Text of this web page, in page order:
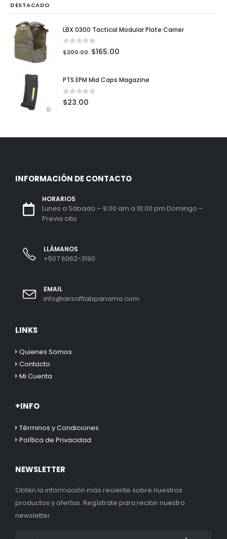
DESTACADO
LBX 0300 Tactical Modular Plate Carrier
out of 5
$200.00 $165.00
PTS EPM Mid Caps Magazine
0 out of 5
$23.00
INFORMACIÓN DE CONTACTO
HORARIOS
Lunes a Sábado – 9:00 am a 10:00 pm Domingo –
Previa cita
LLÁMANOS
+507 6062-3190
EMAIL
info@airsoftlabpanama.com
LINKS
Quienes Somos
Contacto
Mi Cuenta
+INFO
Términos y Condiciones
Política de Privacidad
NEWSLETTER
Obtén la información más reciente sobre nuestros
productos y ofertas. Regístrate para recibir nuestro
newsletter.